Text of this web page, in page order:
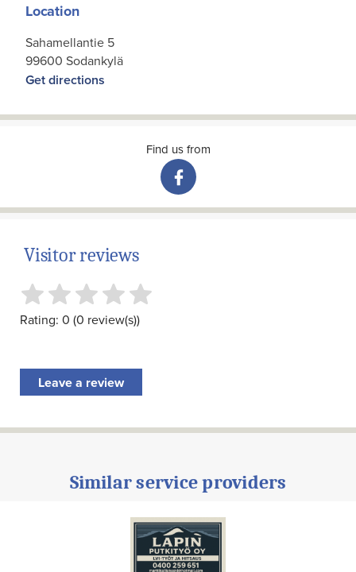
Location
Sahamellantie 5
99600 Sodankylä
Get directions
Find us from
Visitor reviews
Rating: 0 (0 review(s))
Leave a review
Similar service providers